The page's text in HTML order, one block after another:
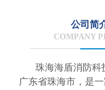
公司简
COMPANY
珠海海盾消防科
广东省珠海市，是